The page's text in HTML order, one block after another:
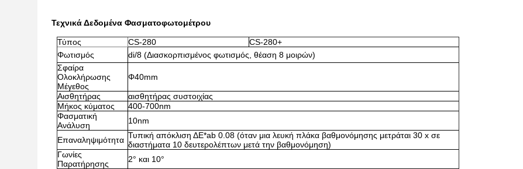
Τεχνικά Δεδομένα Φασματοφωτομέτρου
Τύπος CS-280
CS-280+
Φωτισμός
di/8 (Διασκορπισμένος φωτισμός, θέαση 8 μοιρών)
Σφαίρα
Ολοκλήρωσης
Μέγεθος
Φ40mm
Αισθητήρας
αισθητήρας συστοιχίας
Μήκος κύματος
400-700nm
Φασματική
Ανάλυση
10nm
Επαναληψιμότητα Τυπική απόκλιση ΔE*ab 0.08 (όταν μια λευκή πλάκα βαθμονόμησης μετράται 30 x σε
διαστήματα 10 δευτερολέπτων μετά την βαθμονόμηση)
Γωνίες
Παρατήρησης
2° και 10°